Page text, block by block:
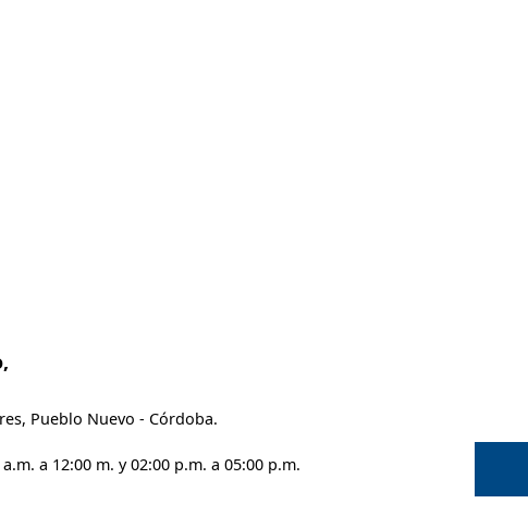
Pueblo Nuevo - Córdoba.
a 12:00 m. y 02:00 p.m. a 05:00 p.m.